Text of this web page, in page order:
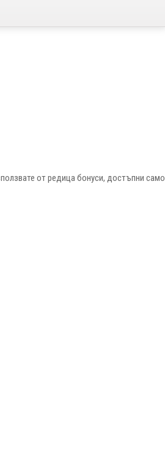
от редица бонуси, достъпни само